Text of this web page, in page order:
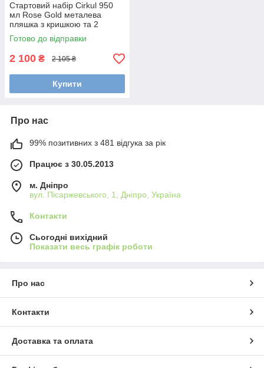
Стартовий набір Cirkul 950
мл Rose Gold металева
пляшка з кришкою та 2
картриджами Полуниця
LifeSip, Маракуя Dragon Fruit
Готово до відправки
2 100 ₴ 2 105 ₴
Купити
Про нас
99% позитивних з 481 відгука за рік
Працює з 30.05.2013
м. Дніпро
вул. Пісаржевського, 1, Дніпро, Україна
Контакти
Сьогодні вихідний
Показати весь графік роботи
Про нас
Контакти
Доставка та оплата